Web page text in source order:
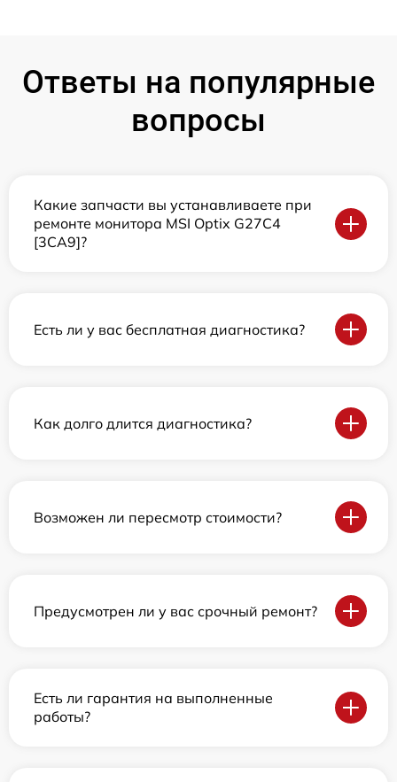
Ответы на популярные
вопросы
Какие запчасти вы устанавливаете при
ремонте монитора MSI Optix G27C4
[3CA9]?
Есть ли у вас бесплатная диагностика?
Как долго длится диагностика?
Возможен ли пересмотр стоимости?
Предусмотрен ли у вас срочный ремонт?
Есть ли гарантия на выполненные
работы?